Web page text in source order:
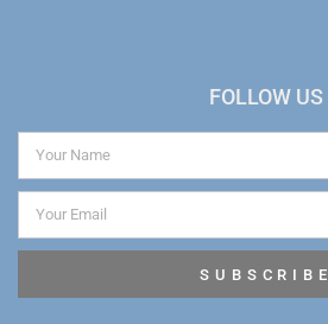
FOLLOW US
SUBSCRIBE